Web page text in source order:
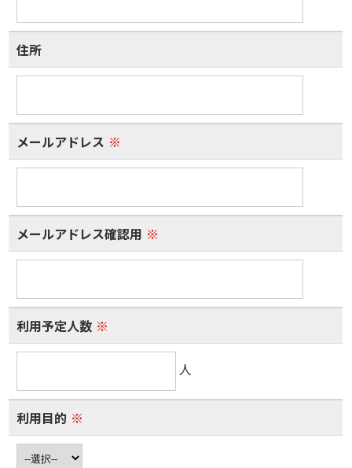
住所
メールアドレス ※
メールアドレス確認用 ※
利用予定人数 ※
人
利用目的 ※